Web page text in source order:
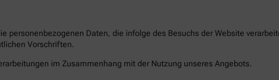
personenbezogenen Daten, die infolge des Besuchs der Website
Vorschriften.
im Zusammenhang mit der Nutzung unseres Angebots.